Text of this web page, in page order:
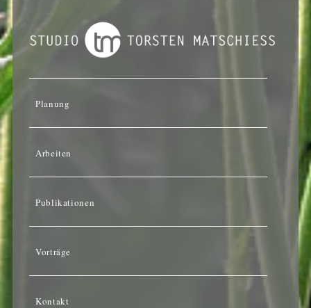
Planung
Arbeiten
Publikationen
Vorträge
Kontakt